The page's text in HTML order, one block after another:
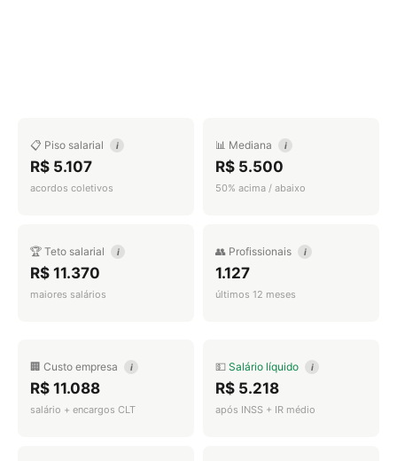
📋 Piso salarial i
R$ 5.107
acordos coletivos
📊 Mediana i
R$ 5.500
50% acima / abaixo
🏆 Teto salarial i
R$ 11.370
maiores salários
👥 Profissionais i
1.127
últimos 12 meses
🏢 Custo empresa i
R$ 11.088
salário + encargos CLT
💵 Salário líquido i
R$ 5.218
após INSS + IR médio